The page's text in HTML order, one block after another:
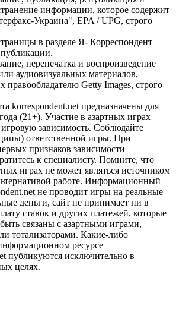
информации, которое содержит
Украина", EPA / UPG, строго
в разделе Я- Корреспондент
публикации.
перепечатка и воспроизведение
аудиовизуальных материалов,
правообладателю Getty Images, строго
korrespondent.net предназначены для
(21+). Участие в азартных играх
зависимость. Соблюдайте
ответственной игры. При
признаков зависимости
к специалисту. Помните, что
играх не может являться источником
работе. Информационный
не проводит игры на реальные
деньги, сайт не принимает ни в
ставок и других платежей, которые
связаны с азартными играми,
тотализаторами. Какие-либо
ресурсе
публикуются исключительно в
целях.